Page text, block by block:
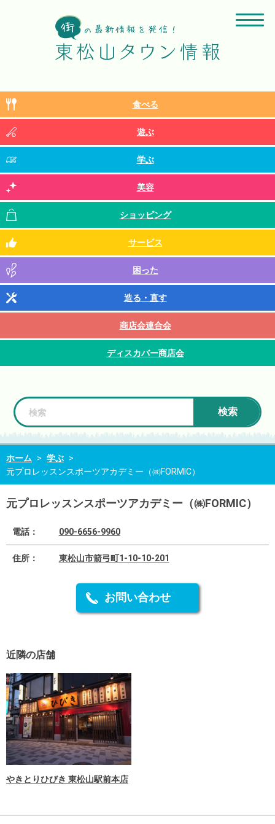
食べる
遊ぶ
学ぶ
美容
ショッピング
サービス
困った
造る・直す
商店会連合会
ディスカバー商店会
検索
ホーム > 学ぶ >
元プロレッスンスポーツアカデミー（㈱FORMIC）
元プロレッスンスポーツアカデミー（㈱FORMIC）
電話： 090-6656-9960
住所： 東松山市箭弓町1-10-10-201
お問い合わせ
近隣の店舗
やきとりひびき 東松山駅前本店